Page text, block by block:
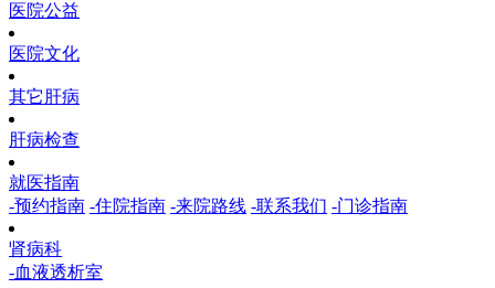
医院公益
医院文化
其它肝病
肝病检查
就医指南
-预约指南 -住院指南 -来院路线 -联系我们 -门诊指南
肾病科
-血液透析室